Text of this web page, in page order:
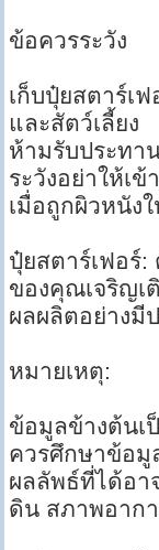
ข้อควรระวัง
เก็บปุ๋ยสตาร์เ
และสัตว์เลี้ยง
ห้ามรับประทา
ระวังอย่าให้เ
เมื่อถูกผิวหนัง
ปุ๋ยสตาร์เฟอร์
ของคุณเจริญเ
ผลผลิตอย่างมี
หมายเหตุ:
ข้อมูลข้างต้นเ
ควรศึกษาข้อมู
ผลลัพธ์ที่ได้อา
ดิน สภาพอาก